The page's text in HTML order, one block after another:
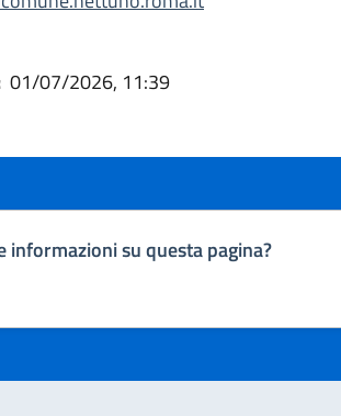
01/07/2026, 11:39
informazioni su questa pagina?
su 5
su 5
5